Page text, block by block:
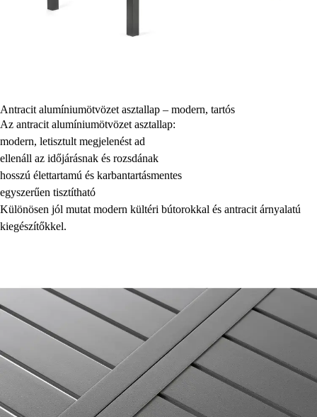
Antracit alumíniumötvözet asztallap – modern, tartós
Az antracit alumíniumötvözet asztallap:
modern, letisztult megjelenést ad
ellenáll az időjárásnak és rozsdának
hosszú élettartamú és karbantartásmentes
egyszerűen tisztítható
Különösen jól mutat modern kültéri bútorokkal és antracit árnyalatú
kiegészítőkkel.